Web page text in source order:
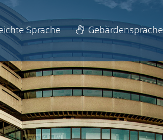
Sprache Gebärdensprache